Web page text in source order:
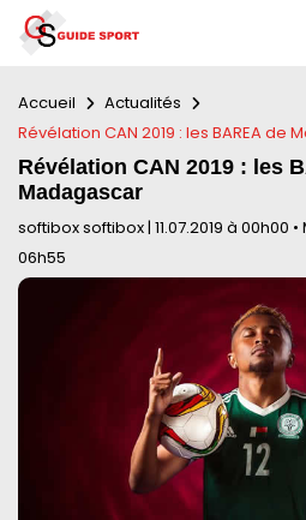
Accueil
Actualités
Révélation CAN 2019 : les BAREA de
Révélation CAN 2019 : les
Madagascar
softibox softibox| 11.07.2019 à 00h00 •
06h55